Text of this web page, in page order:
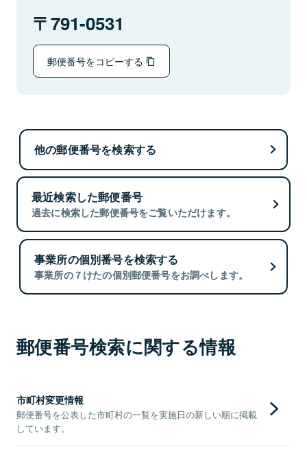
791-0531
郵便番号をコピーする
他の郵便番号を検索する
最近検索した郵便番号
過去に検索した郵便番号をご覧いただけます。
事業所の個別番号を検索する
事業所の７けたの個別郵便番号をお調べします。
郵便番号検索に関する情報
市町村変更情報
郵便番号を公表した市町村の一覧を実施日の新しい順に掲載
しています。